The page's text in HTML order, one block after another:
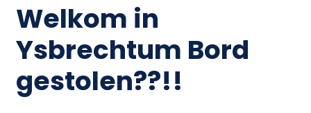
Welkom in
Ysbrechtum Bord
gestolen??!!